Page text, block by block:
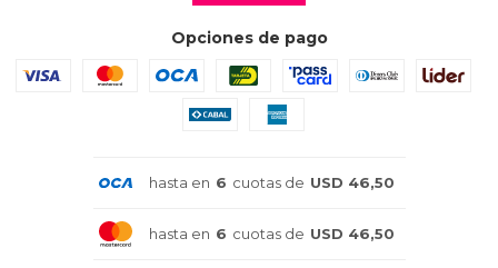
Opciones de pago
hasta en 6 cuotas de USD 46,50
hasta en 6 cuotas de USD 46,50
Cuidado personal
Celulares